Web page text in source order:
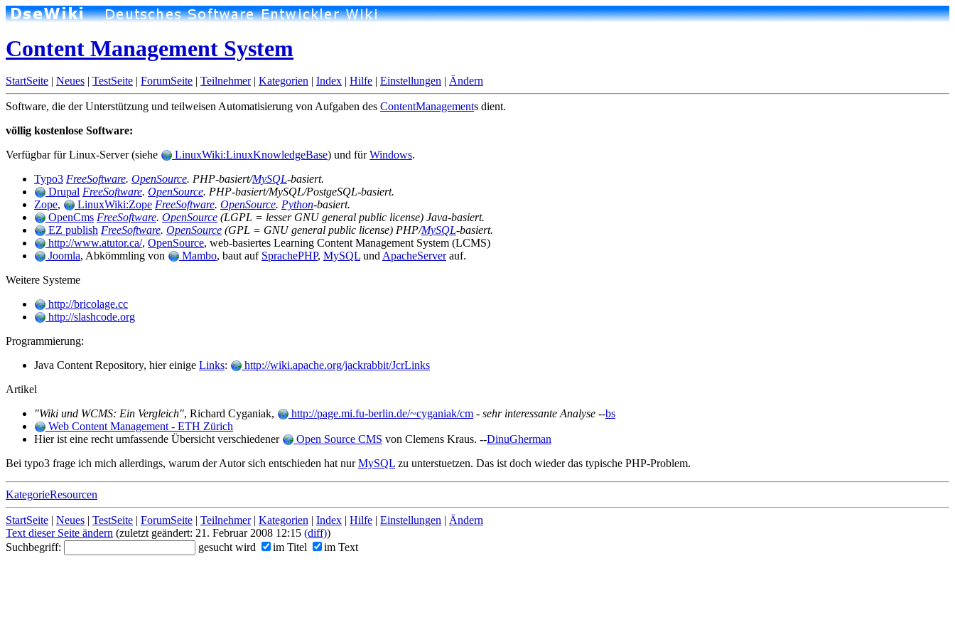
Content Management System
StartSeite | Neues | TestSeite | ForumSeite | Teilnehmer| Kategorien | Index | Hilfe | Einstellungen | Ändern
Software, die der Unterstützung und teilweisen Automatisierung von Aufgaben des ContentManagements dient.
völlig kostenlose Software:
Verfügbar für Linux-Server (siehe
LinuxWiki:LinuxKnowledgeBase) und fürWindows.
Typo3 FreeSoftware. OpenSource. PHP-basiert/MySQL-basiert.
Drupal FreeSoftware. OpenSource. PHP-basiert/MySQL/PostgeSQL-basiert.
Zope, LinuxWiki:Zope FreeSoftware. OpenSource. Python-basiert.
OpenCms FreeSoftware. OpenSource (LGPL = lesser GNU general public license) Java-basiert.
EZ publish FreeSoftware. OpenSource (GPL = GNU general public license) PHP/MySQL-basiert.
http://www.atutor.ca/, OpenSource, web-basiertes Learning Content Management System (LCMS)
Joomla, Abkömmling von Mambo, baut auf SprachePHP, MySQL und ApacheServerauf.
Weitere Systeme
http://bricolage.cc
http://slashcode.org
Programmierung:
Java Content Repository, hier einige Links:
http://wiki.apache.org/jackrabbit/JcrLinks
Artikel
"Wiki und WCMS: Ein Vergleich", Richard Cyganiak, http://page.mi.fu-berlin.de/~cyganiak/cm - sehr interessante Analyse --bs
Web Content Management - ETH Zürich
Hier ist eine recht umfassende Übersicht verschiedener
Open Source CMS von Clemens Kraus. --DinuGherman
Bei typo3 frage ich mich allerdings, warum der Autor sich entschieden hat nurMySQL zu unterstuetzen. Das ist doch wieder das typische PHP-Problem.
KategorieResourcen
StartSeite | Neues | TestSeite | ForumSeite | Teilnehmer| Kategorien | Index | Hilfe | Einstellungen | Ändern
Text dieser Seite ändern (zuletzt geändert: 21. Februar 2008 12:15 (diff))
Suchbegriff:
gesucht wird im Titel im Text